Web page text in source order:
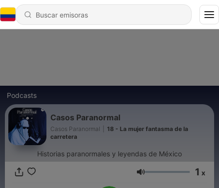
Podcasts
Casos Paranormal
Casos Paranormal
18 - La mujer fantasma de la
carretera
Historias paranormales y leyendas de México
Volumen 1 x